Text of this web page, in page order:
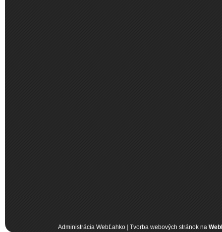
Administrácia WebĽahko| Tvorba webových stránok na